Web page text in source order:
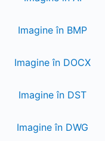
Imagine în BMP
Imagine în DOCX
Imagine în DST
Imagine în DWG